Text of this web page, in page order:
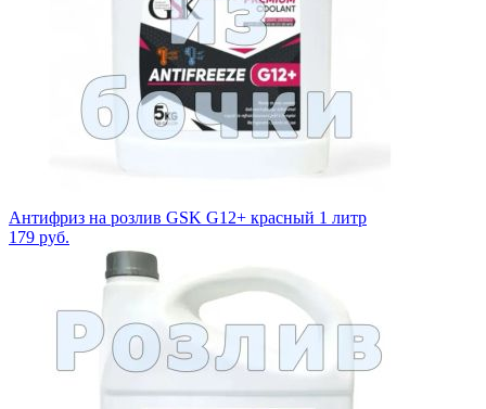
Антифриз на розлив GSK G12+ красный 1 литр
179 руб.